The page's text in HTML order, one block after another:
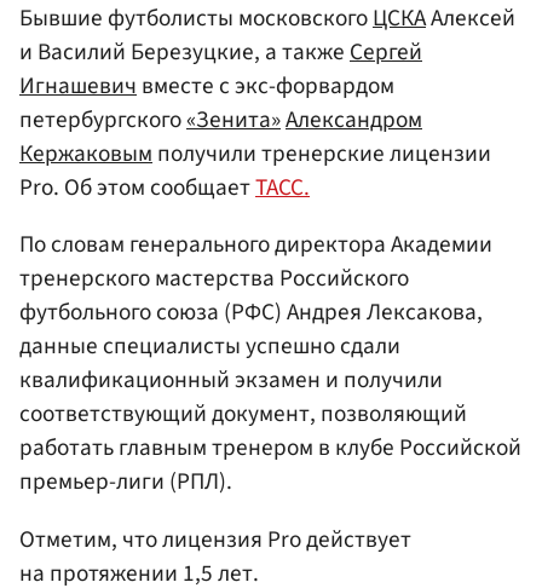
Бывшие футболисты московскогоЦСКААлексей
и Василий Березуцкие, а такжеСергей
Игнашевичвместе с экс-форвардом
петербургского«Зенита»Александром
Кержаковымполучили тренерские лицензии
Pro. Об этом сообщаетТАСС.
По словам генерального директора Академии
тренерского мастерства Российского
футбольного союза (РФС) Андрея Лексакова,
данные специалисты успешно сдали
квалификационный экзамен и получили
соответствующий документ, позволяющий
работать главным тренером в клубе Российской
премьер-лиги (РПЛ).
Отметим, что лицензия Pro действует
на протяжении 1,5 лет.